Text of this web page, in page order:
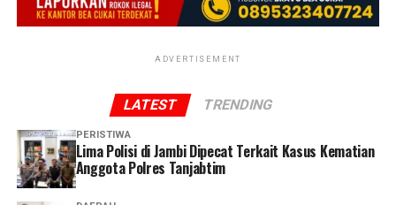
JKN sebagai perlindungan ketika sewaktu-waktu
membutuhkan pelayanan kesehatan,” ucap Linda. (*)
sangat memudahkan. Saya tidak perlu datang ke kantor
proses bisa dilakukan dengan cepat hanya dengan
Dhia menilai layanan administrasi non tatap muka
menjadi solusi yang memudahkan peserta dalam
mengakses layanan BPJS Kesehatan.
ADVERTISEMENT
LATEST TRENDING
PERISTIWA
Lima Polisi di Jambi Dipecat Terkait Kasus Kematian
Anggota Polres Tanjabtim